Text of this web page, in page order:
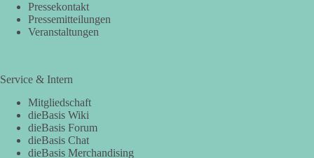
Pressekontakt
Pressemitteilungen
Veranstaltungen
Service & Intern
Mitgliedschaft
dieBasis Wiki
dieBasis Forum
dieBasis Chat
dieBasis Merchandising